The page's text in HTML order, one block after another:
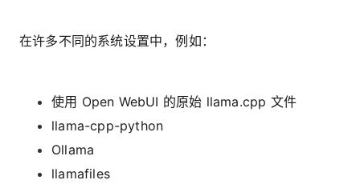
在许多不同的系统设置中，例如：
使用 Open WebUI 的原始 llama.cpp 文件
llama-cpp-python
Ollama
llamafiles